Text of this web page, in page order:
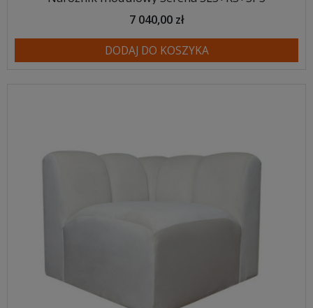
7 040,00 zł
DODAJ DO KOSZYKA